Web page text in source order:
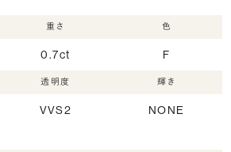
重さ
0.7ct
色
F
透明度
VVS2
輝き
NONE